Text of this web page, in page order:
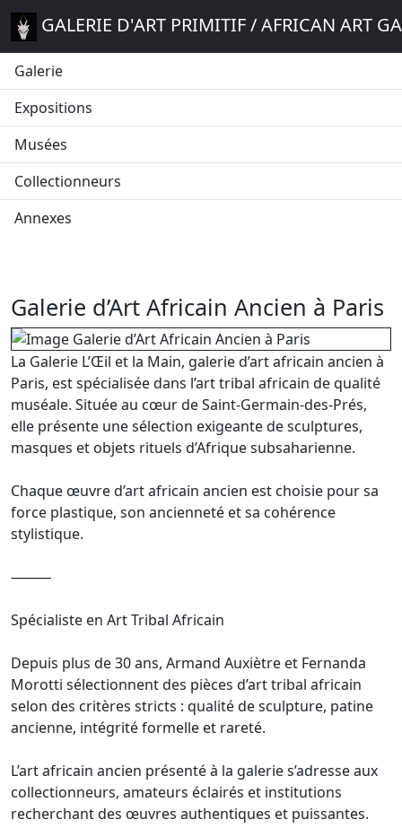
GALERIE D'ART PRIMITIF / AFRICAN ART
Galerie
Expositions
Musées
Collectionneurs
Annexes
Galerie d’Art Africain Ancien à Paris
La Galerie L’Œil et la Main, galerie d’art africain ancien à
Paris, est spécialisée dans l’art tribal africain de qualité
muséale. Située au cœur de Saint-Germain-des-Prés,
elle présente une sélection exigeante de sculptures,
masques et objets rituels d’Afrique subsaharienne.
Chaque œuvre d’art africain ancien est choisie pour sa
force plastique, son ancienneté et sa cohérence
stylistique.
⸻
Spécialiste en Art Tribal Africain
Depuis plus de 30 ans, Armand Auxiètre et Fernanda
Morotti sélectionnent des pièces d’art tribal africain
selon des critères stricts : qualité de sculpture, patine
ancienne, intégrité formelle et rareté.
L’art africain ancien présenté à la galerie s’adresse aux
collectionneurs, amateurs éclairés et institutions
recherchant des œuvres authentiques et puissantes.